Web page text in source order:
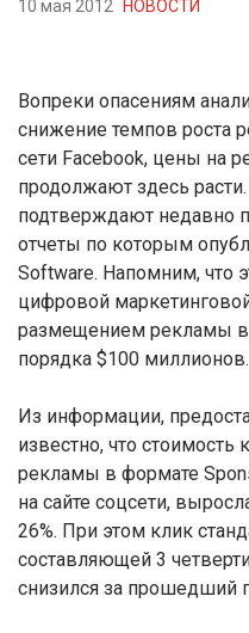
10 мая 2012 НОВОСТИ
Вопреки опасениям
снижение темпов роста
сети Facebook, цены на
продолжают здесь
подтверждают недавно
отчеты по которым
Software. Напомним, что
цифровой
размещением рекламы в
порядка $100 миллионов.
Из информации,
известно, что
рекламы в формате
на сайте соцсети,
26%. При этом клик
составляющей 3
снизился за прошедший